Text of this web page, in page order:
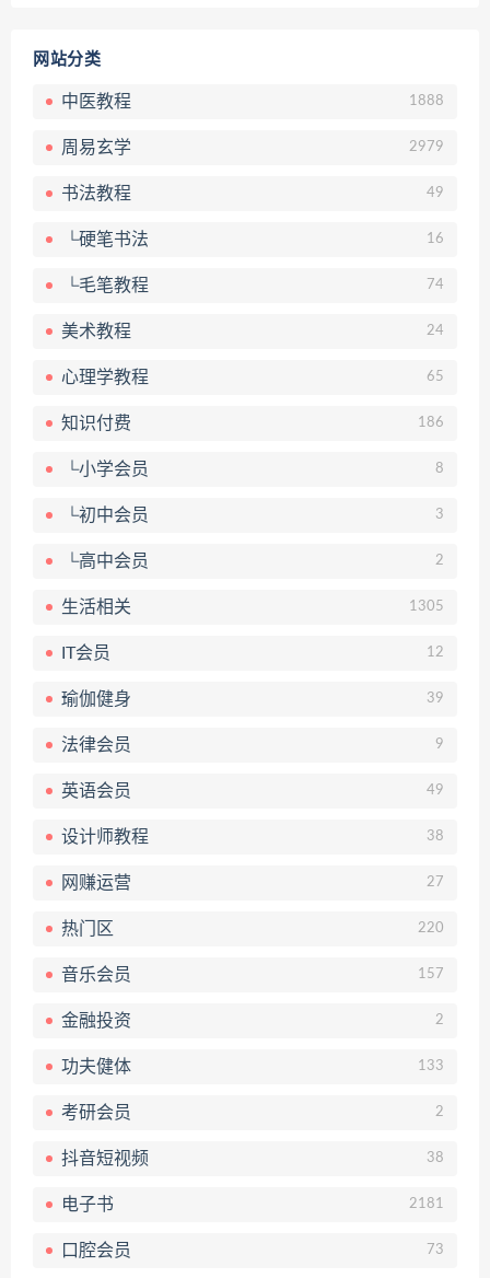
网站分类
中医教程 1888
周易玄学 2979
书法教程 49
└硬笔书法 16
└毛笔教程 74
美术教程 24
心理学教程 65
知识付费 186
└小学会员 8
└初中会员 3
└高中会员 2
生活相关 1305
IT会员 12
瑜伽健身 39
法律会员 9
英语会员 49
设计师教程 38
网赚运营 27
热门区 220
音乐会员 157
金融投资 2
功夫健体 133
考研会员 2
抖音短视频 38
电子书 2181
口腔会员 73